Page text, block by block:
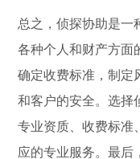
总之，侦探协助是一
各种个人和财产方面
确定收费标准，制定
和客户的安全。选择
专业资质、收费标准
应的专业服务。最后